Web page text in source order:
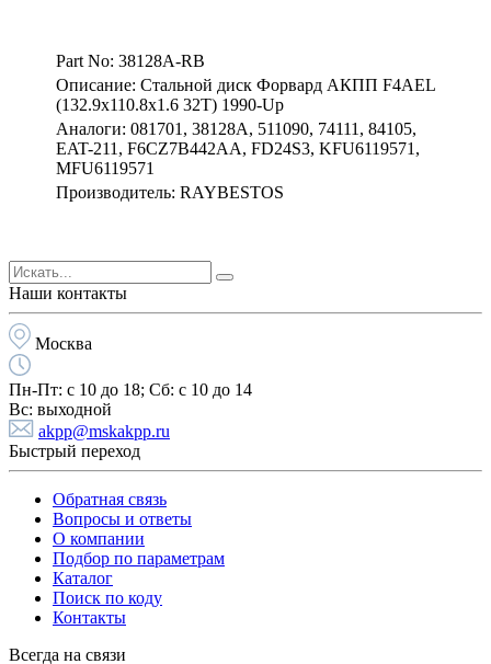
Part No: 38128A-RB
Описание: Стальной диск Форвард АКПП F4AEL
(132.9x110.8x1.6 32T) 1990-Up
Аналоги: 081701, 38128A, 511090, 74111, 84105,
EAT-211, F6CZ7B442AA, FD24S3, KFU6119571,
MFU6119571
Производитель: RAYBESTOS
Наши контакты
Москва
Пн-Пт: с 10 до 18; Cб: с 10 до 14
Вс: выходной
akpp@mskakpp.ru
Быстрый переход
Обратная связь
Вопросы и ответы
О компании
Подбор по параметрам
Каталог
Поиск по коду
Контакты
Всегда на связи